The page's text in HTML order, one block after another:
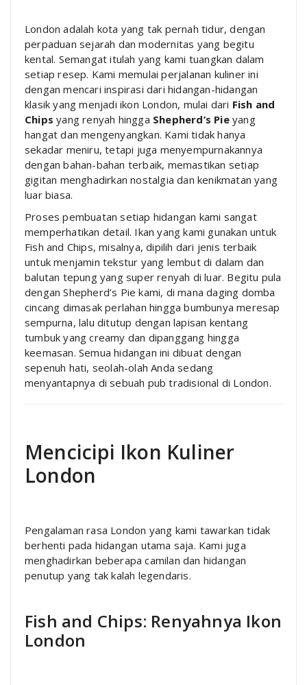
London adalah kota yang tak pernah tidur, dengan
perpaduan sejarah dan modernitas yang begitu
kental. Semangat itulah yang kami tuangkan dalam
setiap resep. Kami memulai perjalanan kuliner ini
dengan mencari inspirasi dari hidangan-hidangan
klasik yang menjadi ikon London, mulai dari Fish and
Chips yang renyah hingga Shepherd’s Pieyang
hangat dan mengenyangkan. Kami tidak hanya
sekadar meniru, tetapi juga menyempurnakannya
dengan bahan-bahan terbaik, memastikan setiap
gigitan menghadirkan nostalgia dan kenikmatan yang
luar biasa.
Proses pembuatan setiap hidangan kami sangat
memperhatikan detail. Ikan yang kami gunakan untuk
Fish and Chips, misalnya, dipilih dari jenis terbaik
untuk menjamin tekstur yang lembut di dalam dan
balutan tepung yang super renyah di luar. Begitu pula
dengan Shepherd’s Pie kami, di mana daging domba
cincang dimasak perlahan hingga bumbunya meresap
sempurna, lalu ditutup dengan lapisan kentang
tumbuk yang creamy dan dipanggang hingga
keemasan. Semua hidangan ini dibuat dengan
sepenuh hati, seolah-olah Anda sedang
menyantapnya di sebuah pub tradisional di London.
Mencicipi Ikon Kuliner
London
Pengalaman rasa London yang kami tawarkan tidak
berhenti pada hidangan utama saja. Kami juga
menghadirkan beberapa camilan dan hidangan
penutup yang tak kalah legendaris.
Fish and Chips: Renyahnya Ikon
London